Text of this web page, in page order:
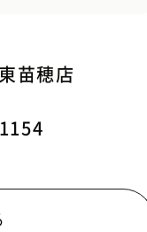
苗穂店